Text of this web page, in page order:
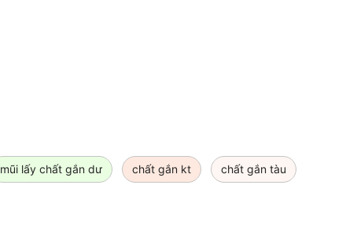
mũi lấy chất gắn dư chất gắn kt chất gắn tàu